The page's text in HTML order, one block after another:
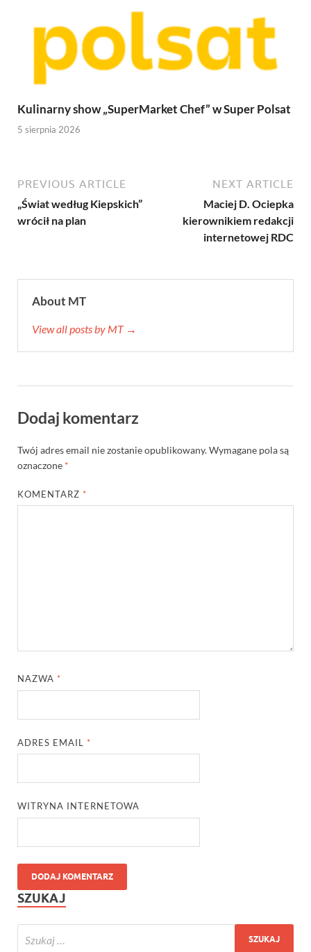
Kulinarny show „SuperMarket Chef” w Super Polsat
5 sierpnia 2026
PREVIOUS ARTICLE
„Świat według Kiepskich”
wrócił na plan
NEXT ARTICLE
Maciej D. Ociepka
kierownikiem redakcji
internetowej RDC
About MT
View all posts by MT →
Dodaj komentarz
Twój adres email nie zostanie opublikowany.Wymagane pola są
oznaczone *
KOMENTARZ *
NAZWA *
ADRES EMAIL *
WITRYNA INTERNETOWA
SZUKAJ